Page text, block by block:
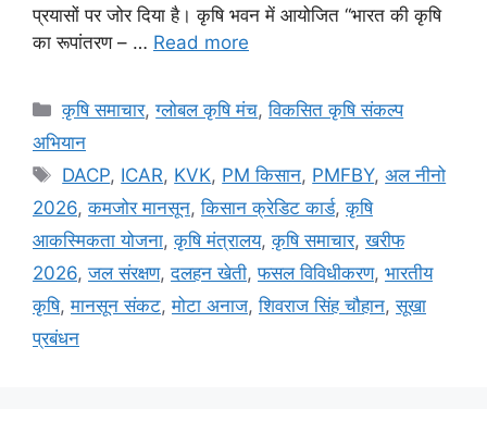
प्रयासों पर जोर दिया है। कृषि भवन में आयोजित “भारत की कृषि
का रूपांतरण – … Read more
कृषि समाचार,ग्लोबल कृषि मंच,विकसित कृषि संकल्प
अभियान
DACP, ICAR, KVK, PM किसान, PMFBY,अल नीनो
2026,कमजोर मानसून,किसान क्रेडिट कार्ड,कृषि
आकस्मिकता योजना,कृषि मंत्रालय,कृषि समाचार,खरीफ
2026,जल संरक्षण,दलहन खेती,फसल विविधीकरण, भारतीय
कृषि,मानसून संकट,मोटा अनाज,शिवराज सिंह चौहान,सूखा
प्रबंधन